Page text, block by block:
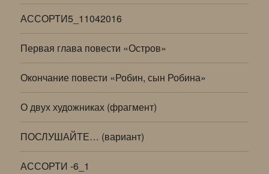
АССОРТИ5_11042016
Первая глава повести «Остров»
Окончание повести «Робин, сын Робина»
О двух художниках (фрагмент)
ПОСЛУШАЙТЕ… (вариант)
АССОРТИ -6_1